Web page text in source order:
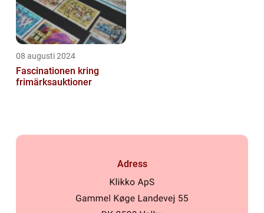
08 augusti 2024
Fascinationen kring
frimärksauktioner
Adress